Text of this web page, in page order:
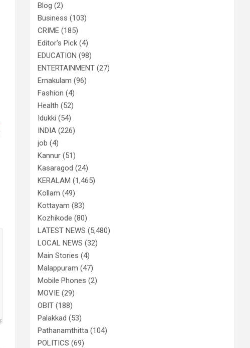
Blog (2)
Business (103)
CRIME (185)
Editor's Pick (4)
EDUCATION (98)
ENTERTAINMENT (27)
Ernakulam (96)
Fashion (4)
Health (52)
Idukki (54)
INDIA (226)
job (4)
Kannur (51)
Kasaragod (24)
KERALAM (1,465)
Kollam (49)
Kottayam (83)
Kozhikode (80)
LATEST NEWS (5,480)
LOCAL NEWS (32)
Main Stories (4)
Malappuram (47)
Mobile Phones (2)
MOVIE (29)
OBIT (188)
Palakkad (53)
Pathanamthitta (104)
POLITICS (69)